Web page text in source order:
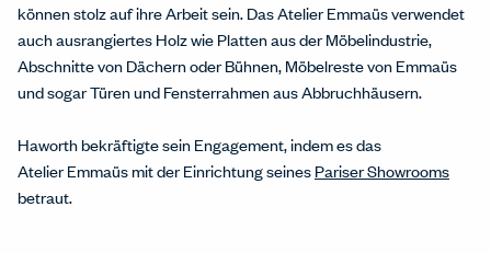
können stolz auf ihre Arbeit sein. Das Atelier Emmaüs verwendet
auch ausrangiertes Holz wie Platten aus der Möbelindustrie,
Abschnitte von Dächern oder Bühnen, Möbelreste von Emmaüs
und sogar Türen und Fensterrahmen aus Abbruchhäusern.
Haworth bekräftigte sein Engagement, indem es das
Atelier Emmaüs mit der Einrichtung seinesPariser Showrooms
betraut.